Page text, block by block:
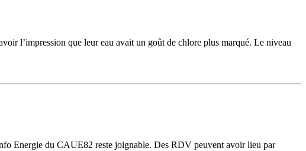
l’impression que leur eau avait un goût de chlore plus marqué. Le niveau
Energie du CAUE82 reste joignable. Des RDV peuvent avoir lieu par